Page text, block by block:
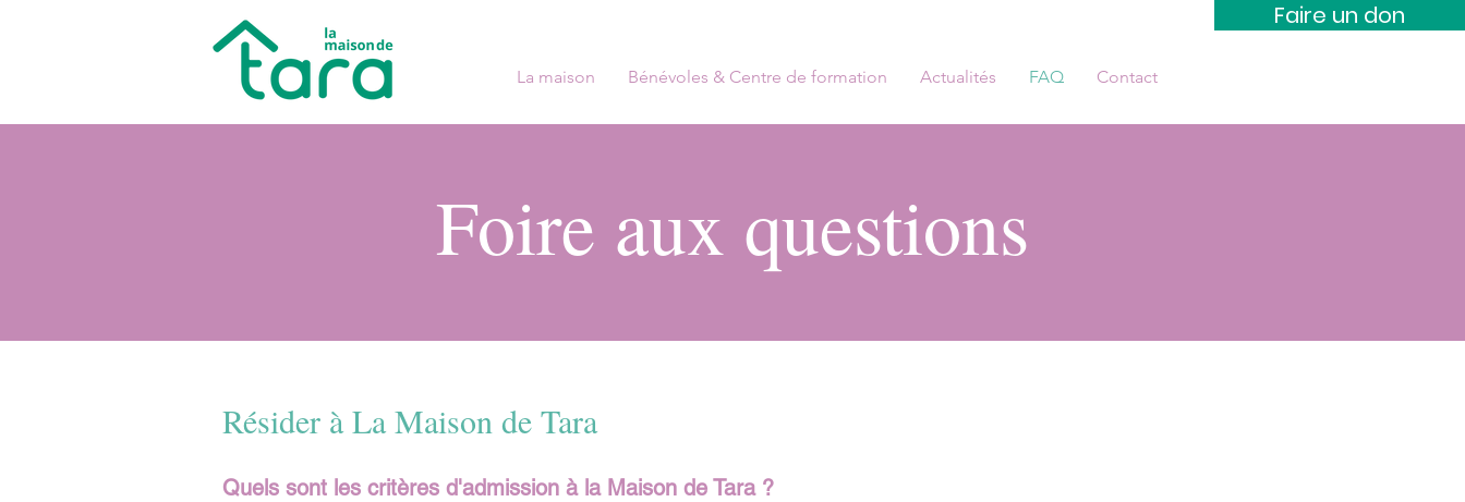
Faire un don
La maison Bénévoles & Centre de formation Actualités FAQ Contact
Foire aux questions
Résider à La Maison de Tara
Quels sont les critères d'admission à la Maison de Tara ?